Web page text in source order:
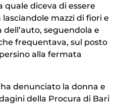
quale diceva di essere
mazzi di fiori e
seguendola e
frequentava, sul posto
alla fermata
denunciato la donna e
della Procura di Bari